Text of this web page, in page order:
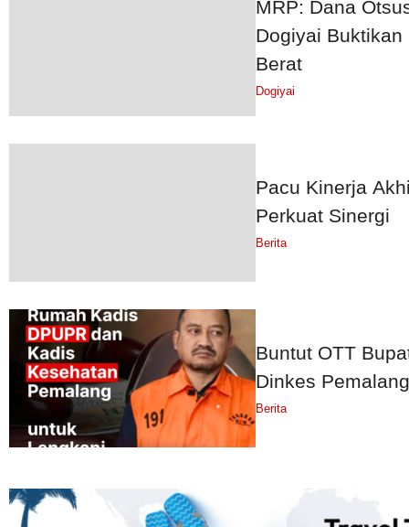
MRP: Dana
Dogiyai
Berat
Dogiyai
Pacu Kinerja
Perkuat Sinergi
Berita
Buntut OTT
Dinkes
Berita